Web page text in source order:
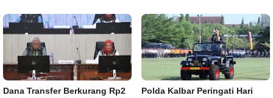
Dana Transfer Berkurang Rp2
Polda Kalbar Peringati Hari